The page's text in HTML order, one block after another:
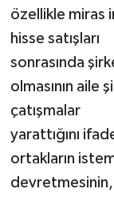
özellikle miras
hisse satışları
sonrasında
olmasının
çatışmalar
yarattığını
ortakların
devretmesinin,